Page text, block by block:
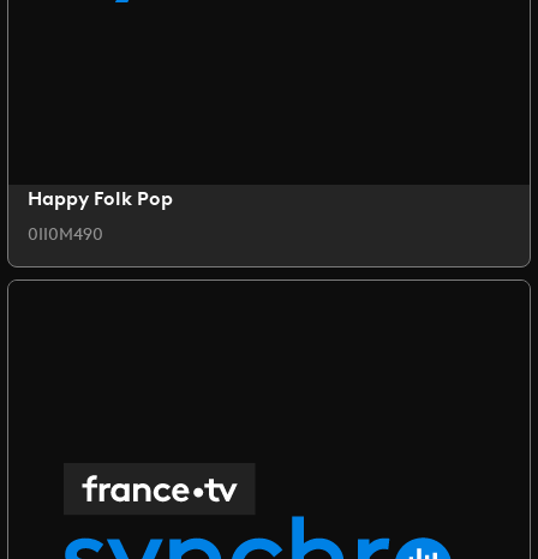
Happy Folk Pop
0II0M490